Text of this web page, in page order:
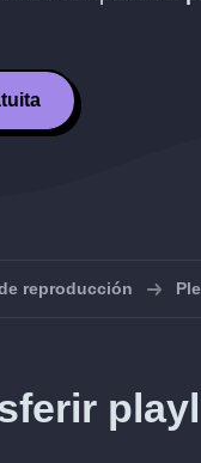
reproducción